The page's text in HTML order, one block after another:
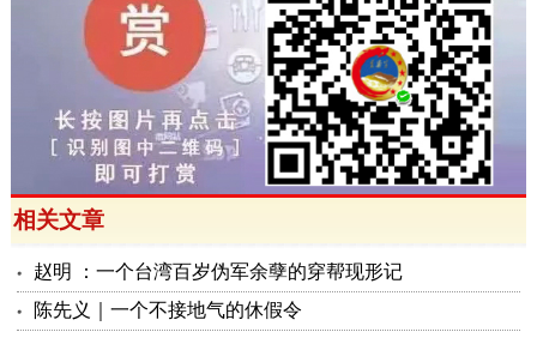
相关文章
赵明 ：一个台湾百岁伪军余孽的穿帮现形记
陈先义｜一个不接地气的休假令